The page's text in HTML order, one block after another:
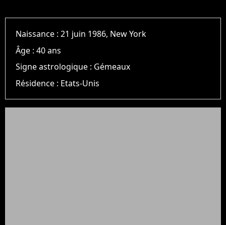
Naissance :21 juin 1986, New York
Âge :40 ans
Signe astrologique : Gémeaux
Résidence : Etats-Unis